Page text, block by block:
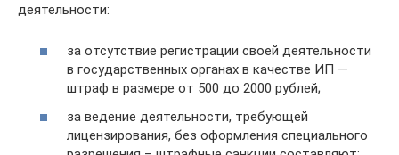
деятельности:
за отсутствие регистрации своей деятельности
в государственных органах в качестве ИП —
штраф в размере от 500 до 2000 рублей;
за ведение деятельности, требующей
лицензирования, без оформления специального